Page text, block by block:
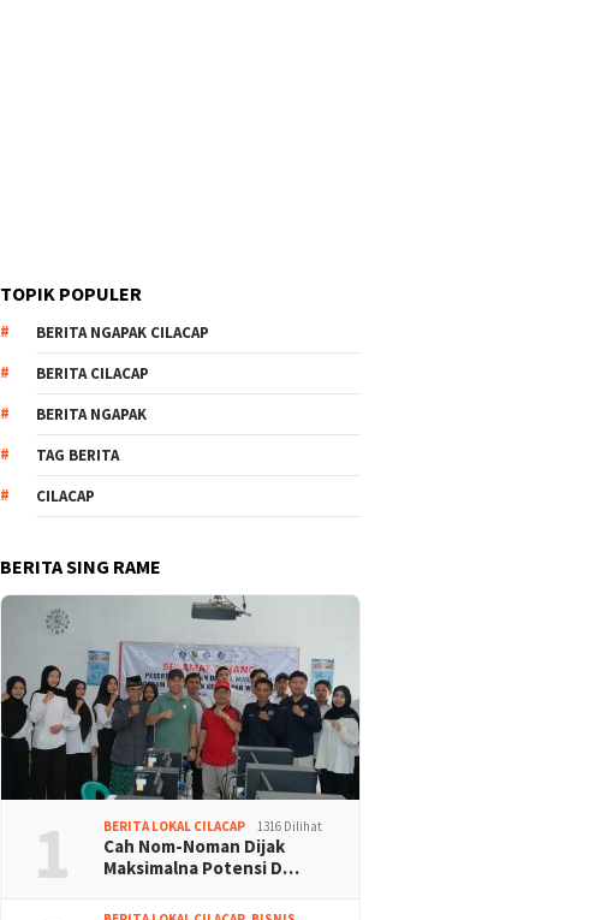
TOPIK POPULER
BERITA NGAPAK CILACAP
BERITA CILACAP
BERITA NGAPAK
TAG BERITA
CILACAP
BERITA SING RAME
1 BERITA LOKAL CILACAP 1316 Dilihat
Cah Nom-Noman Dijak
Maksimalna Potensi D…